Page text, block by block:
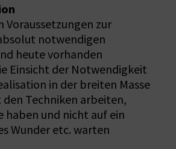
Voraussetzungen zur
notwendigen
heute vorhanden
Einsicht der Notwendigkeit
in der breiten Masse
den Techniken arbeiten,
haben und nicht auf ein
Wunder etc. warten